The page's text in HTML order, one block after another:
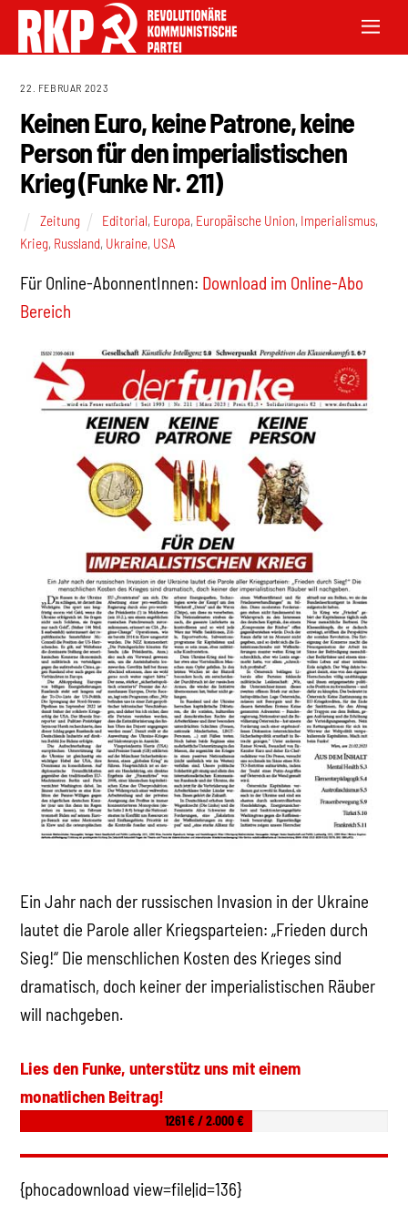
22. FEBRUAR 2023
Keinen Euro, keine Patrone, keine
Person für den imperialistischen
Krieg (Funke Nr. 211)
Zeitung Editorial, Europa, Europäische Union, Imperialismus,
Krieg, Russland, Ukraine, USA
Für Online-AbonnentInnen: Download im Online-Abo
Bereich
Ein Jahr nach der russischen Invasion in der Ukraine
lautet die Parole aller Kriegsparteien: „Frieden durch
Sieg!“ Die menschlichen Kosten des Krieges sind
dramatisch, doch keiner der imperialistischen Räuber
will nachgeben.
Lies den Funke, unterstütz uns mit einem
monatlichen Beitrag!
1261 € / 2.000 €
{phocadownload view=file|id=136}